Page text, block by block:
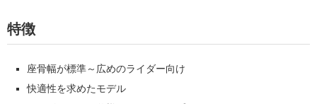
特徴
座骨幅が標準～広めのライダー向け
快適性を求めたモデル